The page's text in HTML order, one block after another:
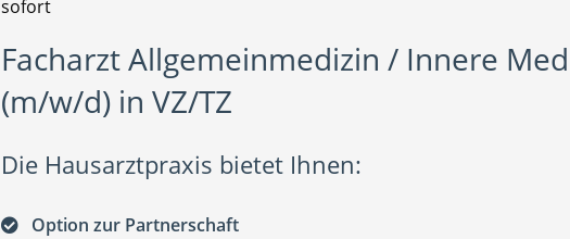
sofort
Facharzt Allgemeinmedizin / Innere
(m/w/d) in VZ/TZ
Die Hausarztpraxis bietet Ihnen:
Option zur Partnerschaft